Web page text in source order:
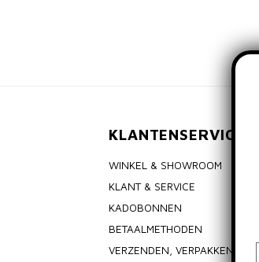
KLANTENSERVICE
WINKEL & SHOWROOM
KLANT & SERVICE
KADOBONNEN
BETAALMETHODEN
VERZENDEN, VERPAKKEN &